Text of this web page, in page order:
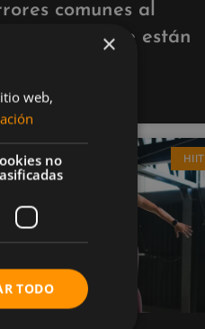
comunes al
cardio que están
HIIT
×
web,
no
TODO